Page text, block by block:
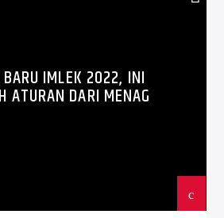
IMLEK 2022, INI
ATURAN DARI MENAG